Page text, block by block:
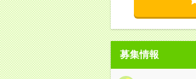
募集情報